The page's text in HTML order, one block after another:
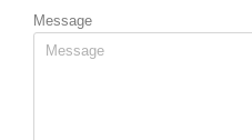
Message